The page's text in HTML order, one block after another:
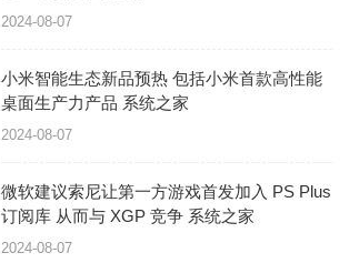
2024-08-07
小米智能生态新品预热 包括小米首款高性能
桌面生产力产品 系统之家
2024-08-07
微软建议索尼让第一方游戏首发加入 PS Plus
订阅库 从而与 XGP 竞争 系统之家
2024-08-07